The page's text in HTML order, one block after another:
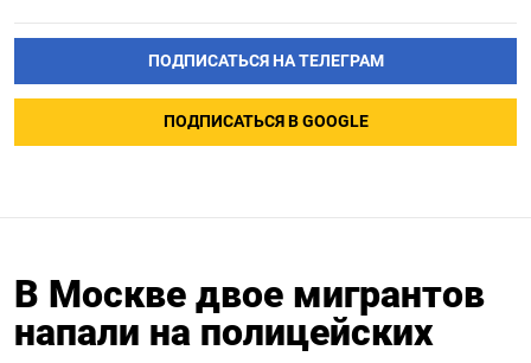
ПОДПИСАТЬСЯ НА ТЕЛЕГРАМ
ПОДПИСАТЬСЯ В GOOGLE
В Москве двое мигрантов
напали на полицейских